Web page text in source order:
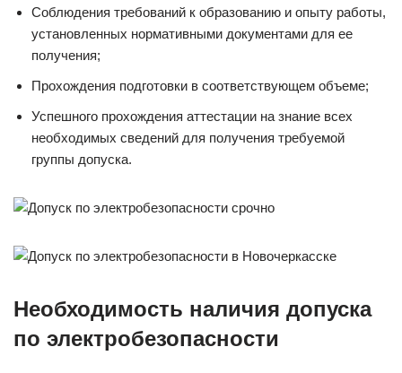
Соблюдения требований к образованию и опыту работы,
установленных нормативными документами для ее
получения;
Прохождения подготовки в соответствующем объеме;
Успешного прохождения аттестации на знание всех
необходимых сведений для получения требуемой
группы допуска.
Необходимость наличия допуска
по электробезопасности